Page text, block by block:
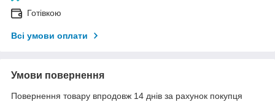
Готівкою
Всі умови оплати
Умови повернення
Повернення товару впродовж 14 днів за рахунок покупця